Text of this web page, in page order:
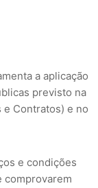
a aplicação
previsto na
e Contratos) e no
e condições
comprovarem